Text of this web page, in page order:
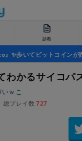
診断
』✨歩いてビットコイン
わかるサイコパ
ｗこ
総プレイ数 727